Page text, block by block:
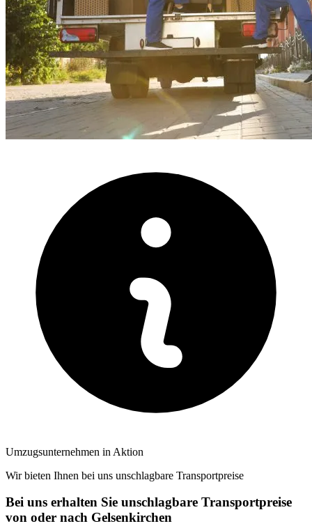
Umzugsunternehmen in Aktion
Wir bieten Ihnen bei uns unschlagbare Transportpreise
Bei uns erhalten Sie unschlagbare Transportpreise
von oder nach Gelsenkirchen